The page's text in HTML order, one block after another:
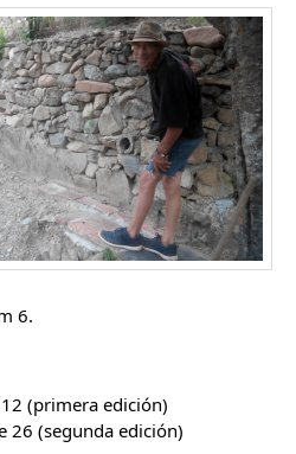
6.
(primera edición)
26 (segunda edición)